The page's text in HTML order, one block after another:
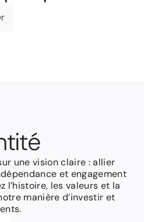
tité
une vision claire : allier
et engagement
l’histoire, les valeurs et la
manière d’investir et